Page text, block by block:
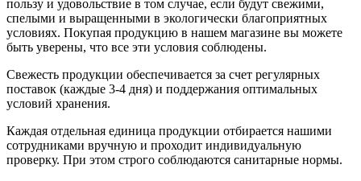
пользу и удовольствие в том случае, если будут свежими,
cпелыми и выращенными в экологически благоприятных
условиях. Покупая продукцию в нашем магазине вы можете
быть уверены, что все эти условия соблюдены.
Свежесть продукции обеспечивается за счет регулярных
поставок (каждые 3-4 дня) и поддержания оптимальных
условий хранения.
Каждая отдельная единица продукции отбирается нашими
сотрудниками вручную и проходит индивидуальную
проверку. При этом строго соблюдаются санитарные нормы.